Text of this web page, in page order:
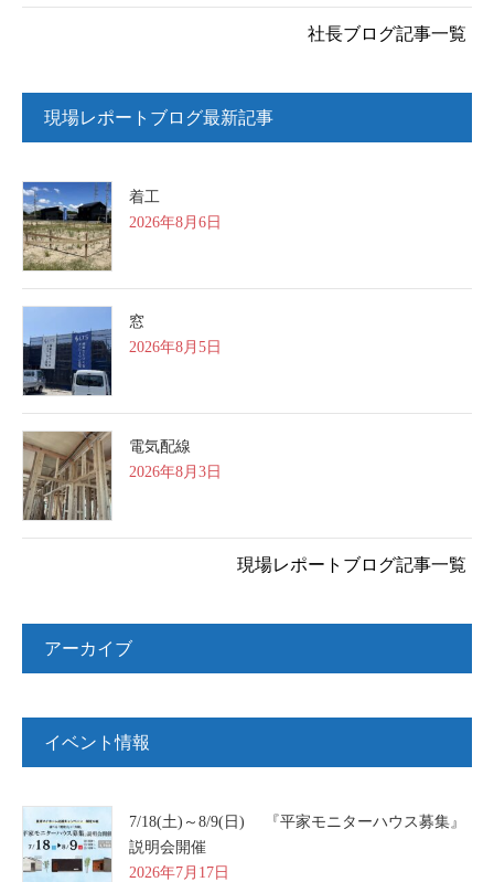
社長ブログ記事一覧
現場レポートブログ最新記事
着工
2026年8月6日
窓
2026年8月5日
電気配線
2026年8月3日
現場レポートブログ記事一覧
アーカイブ
イベント情報
7/18(土)～8/9(日) 『平家モニターハウス募集』
説明会開催
2026年7月17日